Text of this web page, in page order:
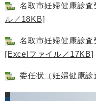
名取市妊婦健康診
ル／18KB]
名取市妊婦健康診査
[Excelファイル／17KB]
委任状（妊婦健康